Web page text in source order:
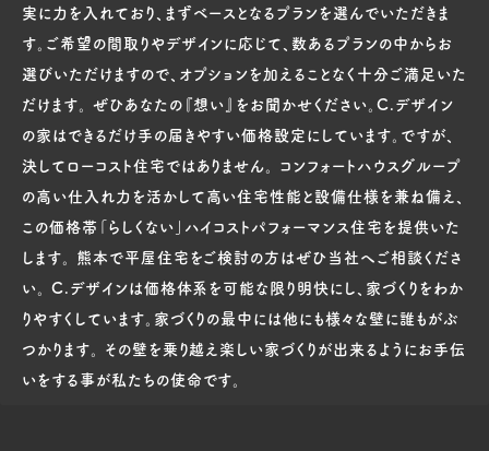
実に力を入れており、まずベースとなるプランを選んでいただきま
す。ご希望の間取りやデザインに応じて、数あるプランの中からお
選びいただけますので、オプションを加えることなく十分ご満足いた
だけます。 ぜひあなたの『想い』をお聞かせください。C.デザイン
の家はできるだけ手の届きやすい価格設定にしています。ですが、
決してローコスト住宅ではありません。 コンフォートハウスグループ
の高い仕入れ力を活かして高い住宅性能と設備仕様を兼ね備え、
この価格帯「らしくない」ハイコストパフォーマンス住宅を提供いた
します。 熊本で平屋住宅をご検討の方はぜひ当社へご相談くださ
い。 C.デザインは価格体系を可能な限り明快にし、家づくりをわか
りやすくしています。家づくりの最中には他にも様々な壁に誰もがぶ
つかります。 その壁を乗り越え楽しい家づくりが出来るようにお手伝
いをする事が私たちの使命です。